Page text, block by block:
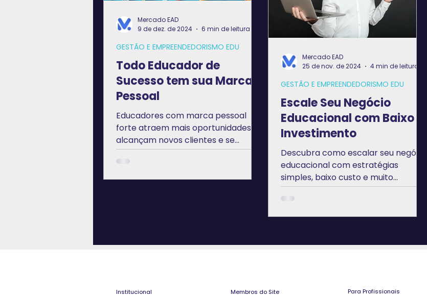
Todo Educador de
Sucesso tem sua Marca
Pessoal
Educadores com marca pessoal
forte atraem mais oportunidades,
alcançam novos clientes e se
destacam no mercado. Aprenda a
construir a sua!
GESTÃO E EMPREENDEDORISMO EDU
Mercado EAD
9 de dez. de 2024
6 min de leitura
Escale Seu Negócio
Educacional com Baixo
Investimento
Descubra como escalar seu negócio
educacional com estratégias
simples, baixo custo e muito
impacto! Leia o guia completo no
nosso blog!
GESTÃO E EMPREENDEDORISMO EDU
Mercado EAD
25 de nov. de 2024
4 min de leitura
Institucional Membros do Site Para Profissionais